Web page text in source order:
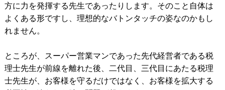
方に力を発揮する先生であったりします。そのこと自体は
よくある形ですし、理想的なバトンタッチの姿なのかもし
れません。
ところが、スーパー営業マンであった先代経営者である税
理士先生が前線を離れた後、二代目、三代目にあたる税理
士先生が、お客様を守るだけではなく、お客様を拡大する